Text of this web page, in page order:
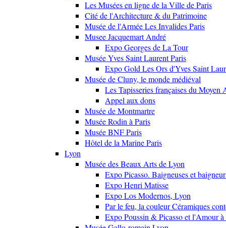
Les Musées en ligne de la Ville de Paris
Cité de l'Architecture & du Patrimoine
Musée de l'Armée Les Invalides Paris
Musee Jacquemart André
Expo Georges de La Tour
Musée Yves Saint Laurent Paris
Expo Gold Les Ors d'Yves Saint
Musée de Cluny, le monde médiéval
Les Tapisseries françaises du Moyen
Appel aux dons
Musée de Montmartre
Musée Rodin à Paris
Musée BNF Paris
Hôtel de la Marine Paris
Lyon
Musée des Beaux Arts de Lyon
Expo Picasso. Baigneuses et
Expo Henri Matisse
Expo Los Modernos, Lyon
Par le feu, la couleur Céramiques
Expo Poussin & Picasso et l'Amour